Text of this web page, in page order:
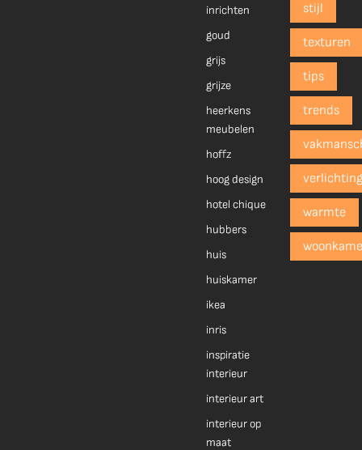
inrichten
goud
grijs
grijze
heerkens
meubelen
hoffz
hoog design
hotel chique
hubbers
huis
huiskamer
ikea
inris
inspiratie
interieur
interieur art
interieur op
maat
stijl
texturen
tips
trends
warmte